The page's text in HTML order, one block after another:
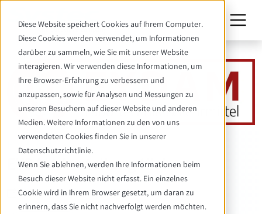
Diese Website speichert Cookies auf Ihrem Computer.
Diese Cookies werden verwendet, um Informationen
darüber zu sammeln, wie Sie mit unserer Website
interagieren. Wir verwenden diese Informationen, um
Ihre Browser-Erfahrung zu verbessern und
anzupassen, sowie für Analysen und Messungen zu
unseren Besuchern auf dieser Website und anderen
Medien. Weitere Informationen zu den von uns
verwendeten Cookies finden Sie in unserer
Datenschutzrichtlinie.
Wenn Sie ablehnen, werden Ihre Informationen beim
Besuch dieser Website nicht erfasst. Ein einzelnes
Cookie wird in Ihrem Browser gesetzt, um daran zu
erinnern, dass Sie nicht nachverfolgt werden möchten.
EVENT
EYDAM Austellung Kiel
16. - 17. September 2026